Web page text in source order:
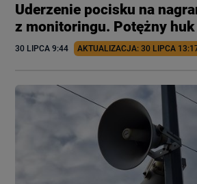
Uderzenie pocisku na
z monitoringu. Potężny huk
30 LIPCA 9:44 AKTUALIZACJA: 30 LIPCA